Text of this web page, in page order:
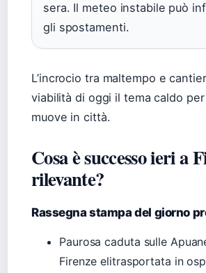
sera. Il meteo instabile può
gli spostamenti.
L’incrocio tra maltempo e
viabilità di oggi il tema caldo
muove in città.
Cosa è successo ieri a
rilevante?
Rassegna stampa del giorno
Paurosa caduta sulle
Firenze elitrasportata in